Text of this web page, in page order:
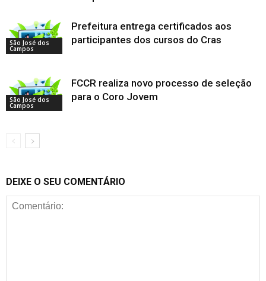
São José dos
Campos
Prefeitura entrega certificados aos
participantes dos cursos do Cras
São José dos
Campos
FCCR realiza novo processo de seleção
para o Coro Jovem
DEIXE O SEU COMENTÁRIO